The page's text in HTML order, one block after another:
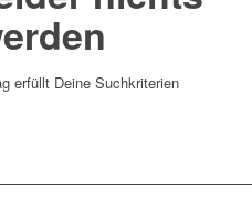
erfüllt Deine Suchkriterien